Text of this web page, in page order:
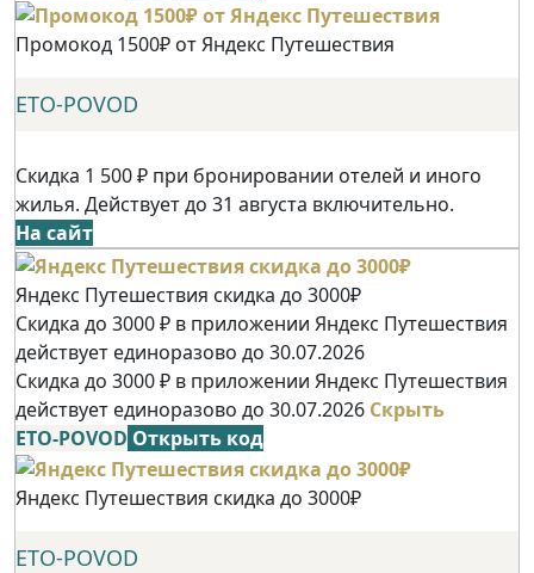
Промокод 1500₽ от Яндекс Путешествия
ETO-POVOD
Скидка 1 500 ₽ при бронировании отелей и иного
жилья. Действует до 31 августа включительно.
На сайт
Яндекс Путешествия скидка до 3000₽
Скидка до 3000 ₽ в приложении Яндекс Путешествия
действует единоразово до 30.07.2026
Скидка до 3000 ₽ в приложении Яндекс Путешествия
действует единоразово до 30.07.2026 Скрыть
ETO-POVOD Открыть код
Яндекс Путешествия скидка до 3000₽
ETO-POVOD